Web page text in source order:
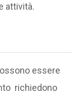
attività.
essere
richiedono